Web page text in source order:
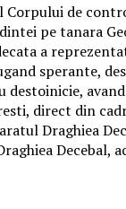
de
pe tanara
a
sperante,
direct din
Draghiea
Decebal,